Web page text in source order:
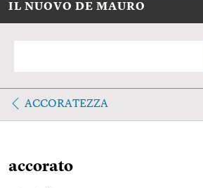
IL NUOVO DE MAURO
ACCORATEZZA
accorato